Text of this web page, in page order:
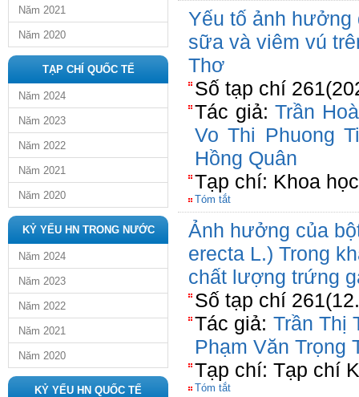
Năm 2021
Năm 2020
TẠP CHÍ QUỐC TẾ
Năm 2024
Năm 2023
Năm 2022
Năm 2021
Năm 2020
KỶ YẾU HN TRONG NƯỚC
Năm 2024
Năm 2023
Năm 2022
Năm 2021
Năm 2020
KỶ YẾU HN QUỐC TẾ
Yếu tố ảnh
sữa và viêm vú
Thơ
Số tạp chí
Tác giả:Trần
Vo Thi Phuong
Hồng Quân
Tạp chí: Khoa
Tóm tắt
Ảnh hưởng của
erecta L.) Trong
chất lượng trứng
Số tạp chí
Tác giả: Trần Thị
Phạm Văn Trọng
Tạp chí: Tạp chí
Tóm tắt